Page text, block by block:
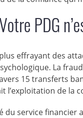
PDG
plus effrayant des
La
15 transferts
l’exploitation de
du service